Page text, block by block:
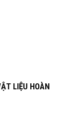
LIỆU HOÀN